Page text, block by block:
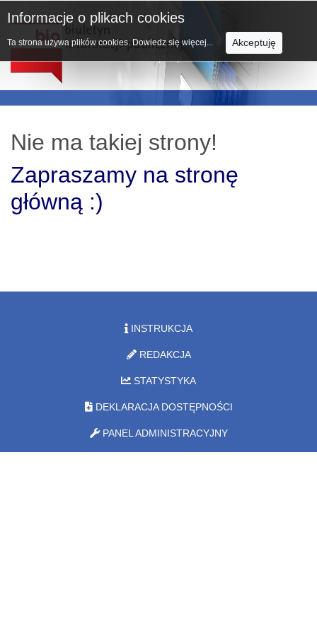
Nie ma takiej strony!
Zapraszamy na stronę
główną :)
Informacje o plikach cookies
Ta strona używa plików cookies. Dowiedz się więcej... Akceptuję
INSTRUKCJA
REDAKCJA
STATYSTYKA
DEKLARACJA DOSTĘPNOŚCI
PANEL ADMINISTRACYJNY